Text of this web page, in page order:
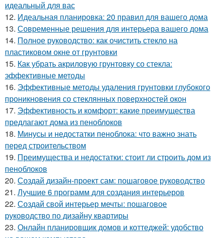
идеальный для вас
12. Идеальная планировка: 20 правил для вашего дома
13. Современные решения для интерьера вашего дома
14. Полное руководство: как очистить стекло на
пластиковом окне от грунтовки
15. Как убрать акриловую грунтовку со стекла:
эффективные методы
16. Эффективные методы удаления грунтовки глубокого
проникновения со стеклянных поверхностей окон
17. Эффективность и комфорт: какие преимущества
предлагают дома из пеноблоков
18. Минусы и недостатки пеноблока: что важно знать
перед строительством
19. Преимущества и недостатки: стоит ли строить дом из
пеноблоков
20. Создай дизайн-проект сам: пошаговое руководство
21. Лучшие 6 программ для создания интерьеров
22. Создай свой интерьер мечты: пошаговое
руководство по дизайну квартиры
23. Онлайн планировщик домов и коттеджей: удобство